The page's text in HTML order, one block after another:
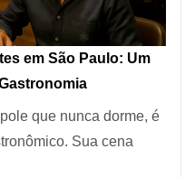
em São Paulo: Um
que nunca dorme, é
Sua cena